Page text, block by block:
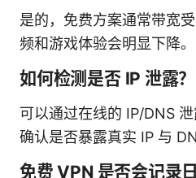
是的，免费方案通常带宽
频和游戏体验会明显下降。
如何检测是否 IP 泄露？
可以通过在线的 IP/DNS 泄
确认是否暴露真实 IP 与
免费 VPN 是否会记录日